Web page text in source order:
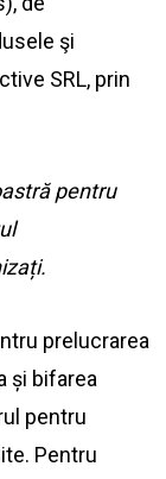
şi
SRL, prin
pentru
prelucrarea
și bifarea
pentru
Pentru